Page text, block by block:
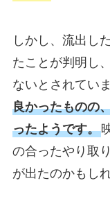
しかし、流出し
たことが判明し
ないとされてい
良かったものの
ったようです。
の合ったやり取
が出たのかもし